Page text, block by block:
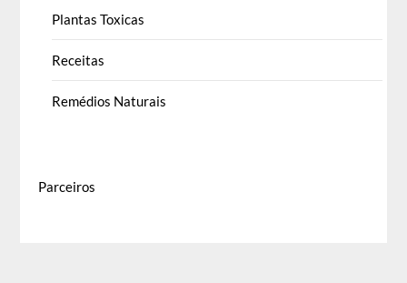
Plantas Toxicas
Receitas
Remédios Naturais
Parceiros